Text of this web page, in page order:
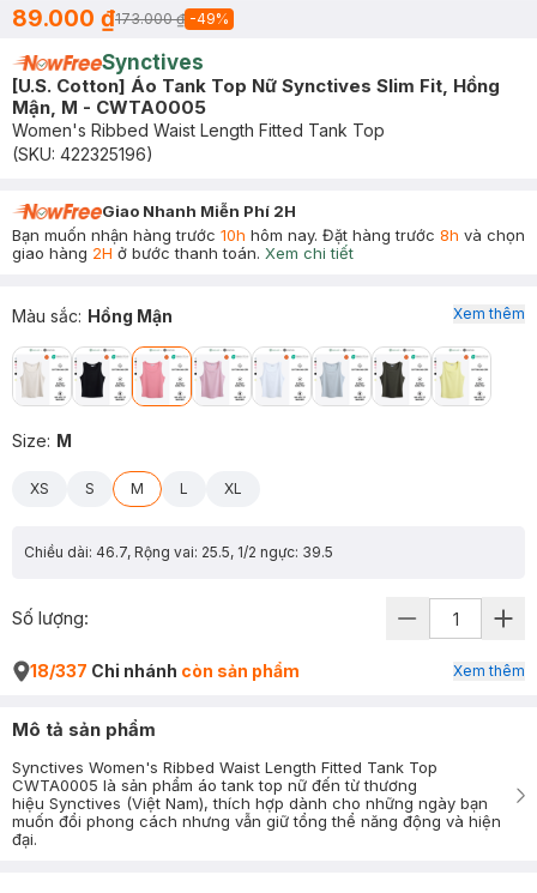
89.000 ₫173.000 ₫ -49%
Synctives
[U.S. Cotton] Áo Tank Top Nữ Synctives Slim Fit, Hồng
Mận, M - CWTA0005
Women's Ribbed Waist Length Fitted Tank Top
(SKU: 422325196)
Giao Nhanh Miễn Phí 2H
Bạn muốn nhận hàng trước 10h hôm nay. Đặt hàng trước 8h và chọn
giao hàng 2H ở bước thanh toán. Xem chi tiết
Màu sắc: Hồng Mận
Size: M
XS S M L XL
Chiều dài: 46.7, Rộng vai: 25.5, 1/2 ngực: 39.5
Xem thêm
Số lượng:
18/337 Chi nhánh còn sản phẩm Xem thêm
Mô tả sản phẩm
Synctives Women's Ribbed Waist Length Fitted Tank Top
CWTA0005 là sản phẩm áo tank top nữ đến từ thương
hiệu Synctives (Việt Nam), thích hợp dành cho những ngày bạn
muốn đổi phong cách nhưng vẫn giữ tổng thể năng động và hiện
đại.